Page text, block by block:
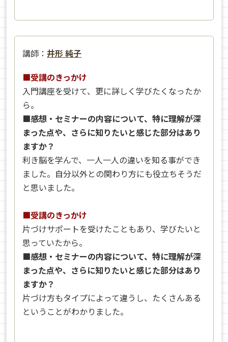
講師： 井形 純子
■受講のきっかけ
入門講座を受けて、更に詳しく学びたくなったか
ら。
■感想・セミナーの内容について、特に理解が深
まった点や、さらに知りたいと感じた部分はあり
ますか？
利き脳を学んで、一人一人の違いを知る事ができ
ました。自分以外との関わり方にも役立ちそうだ
と思いました。
■受講のきっかけ
片づけサポートを受けたこともあり、学びたいと
思っていたから。
■感想・セミナーの内容について、特に理解が深
まった点や、さらに知りたいと感じた部分はあり
ますか？
片づけ方もタイプによって違うし、たくさんある
ということがわかりました。